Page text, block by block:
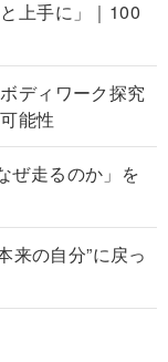
上手に」｜100
ディワーク探究
能性
ぜ走るのか」を
来の自分”に戻っ